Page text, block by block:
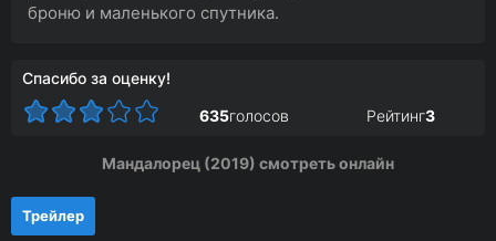
броню и маленького спутника.
Спасибо за оценку!
635голосов Рейтинг3
Мандалорец (2019) смотреть онлайн
Трейлер